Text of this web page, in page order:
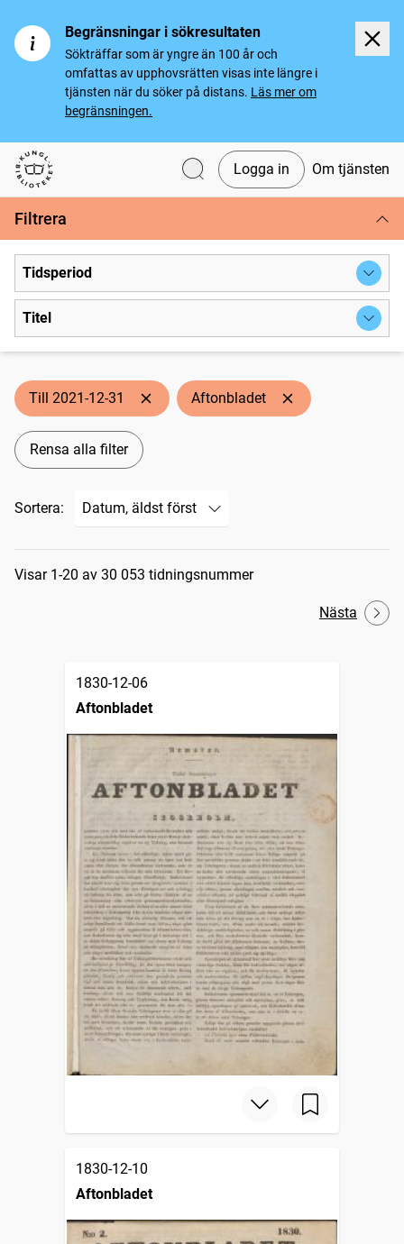
Begränsningar i sökresultaten
Sökträffar som är yngre än 100 år och
omfattas av upphovsrätten visas inte längre i
tjänsten när du söker på distans. Läs mer om
begränsningen.
Svenska tidningar
Logga in Om tjänsten
Filtrera
Tidsperiod
Titel
Till 2021-12-31 Aftonbladet
Rensa alla filter
Sortera:
Sökresultat
Visar 1-20 av 30 053 tidningsnummer
Nästa
1830-12-06
Aftonbladet
1830-12-10
Aftonbladet